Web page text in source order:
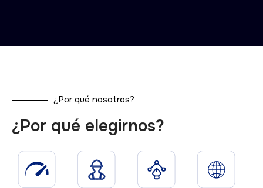
¿Por qué nosotros?
¿Por qué elegirnos?